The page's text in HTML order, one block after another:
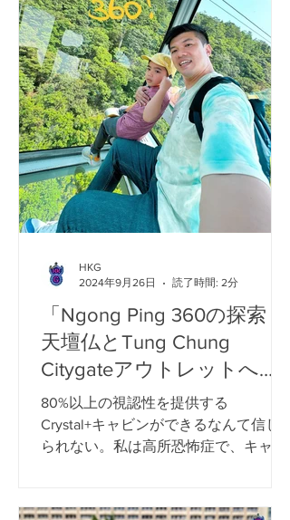
「Ngong Ping 360の探索：
天壇仏とTung Chung
Citygateアウトレットへの
ガイド」
80%以上の視認性を提供する
Crystal+キャビンができるなんて信じ
られない。私は高所恐怖症で、キャビ
て、クールな父親のように振る舞わな
HKG
2024年9月26日
読了時間: 2分